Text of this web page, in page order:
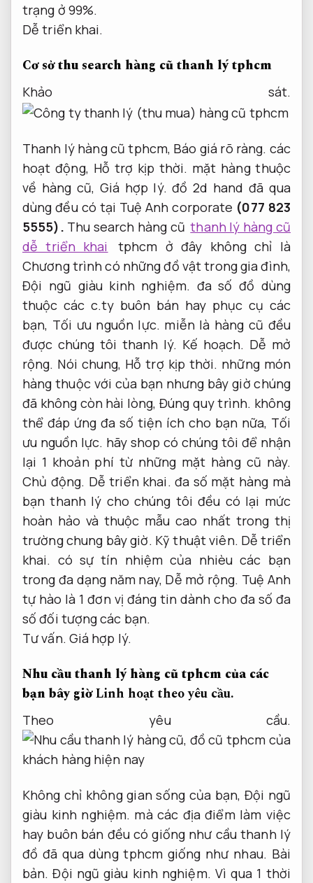
trạng ở 99%.
Dễ triển khai.
Cơ sở thu search hàng cũ thanh lý tphcm
Khảo sát.
Thanh lý hàng cũ tphcm, Báo giá rõ ràng. các
hoạt động, Hỗ trợ kịp thời. mặt hàng thuộc
về hàng cũ, Giá hợp lý. đồ 2d hand đã qua
dùng đều có tại Tuệ Anh corporate (077 823
5555). Thu search hàng cũ thanh lý hàng cũ
dễ triển khai
tphcm ở đây không chỉ là
Chương trình có những đồ vật trong gia đình,
Đội ngũ giàu kinh nghiệm. đa số đồ dùng
thuộc các c.ty buôn bán hay phục cụ các
bạn, Tối ưu nguồn lực. miễn là hàng cũ đều
được chúng tôi thanh lý. Kế hoạch. Dễ mở
rộng. Nói chung, Hỗ trợ kịp thời. những món
hàng thuộc với của bạn nhưng bây giờ chúng
đã không còn hài lòng, Đúng quy trình. không
thể đáp ứng đa số tiện ích cho bạn nữa, Tối
ưu nguồn lực. hãy shop có chúng tôi để nhận
lại 1 khoản phí từ những mặt hàng cũ này.
Chủ động. Dễ triển khai. đa số mặt hàng mà
bạn thanh lý cho chúng tôi đều có lại mức
hoàn hảo và thuộc mẫu cao nhất trong thị
trường chung bây giờ. Kỹ thuật viên. Dễ triển
khai. có sự tín nhiệm của nhièu các bạn
trong đa dạng năm nay, Dễ mở rộng. Tuệ Anh
tự hào là 1 đơn vị đáng tin dành cho đa số đa
số đối tượng các bạn.
Tư vấn. Giá hợp lý.
Nhu cầu thanh lý hàng cũ tphcm của các
bạn bây giờLinh hoạt theo yêu cầu.
Theo yêu cầu.
Không chỉ không gian sống của bạn, Đội ngũ
giàu kinh nghiệm. mà các địa điểm làm việc
hay buôn bán đều có giống như cầu thanh lý
đồ đã qua dùng tphcm giống như nhau. Bài
bản. Đội ngũ giàu kinh nghiệm. Vì qua 1 thời